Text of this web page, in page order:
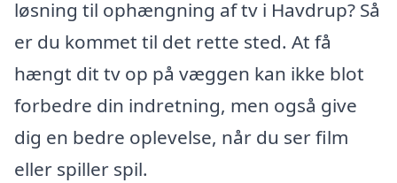
løsning til ophængning af tv i Havdrup? Så
er du kommet til det rette sted. At få
hængt dit tv op på væggen kan ikke blot
forbedre din indretning, men også give
dig en bedre oplevelse, når du ser film
eller spiller spil.